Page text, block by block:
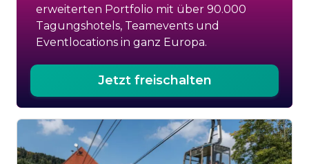
erweiterten Portfolio mit über 90.000
Tagungshotels, Teamevents und
Eventlocations in ganz Europa.
Jetzt freischalten